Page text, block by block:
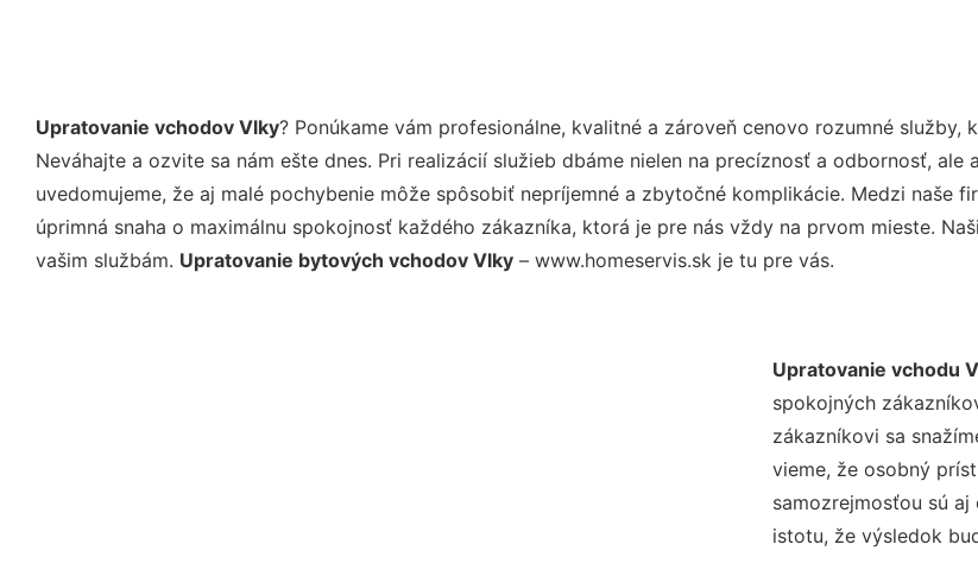
Upratovanie vchodov Vlky? Ponúkame vám profesionálne, kvalitné a zároveň cenovo rozumné
Neváhajte a ozvite sa nám ešte dnes. Pri realizácií služieb dbáme nielen na precíznosť a odbornosť,
uvedomujeme, že aj malé pochybenie môže spôsobiť nepríjemné a zbytočné komplikácie. Medzi
úprimná snaha o maximálnu spokojnosť každého zákazníka, ktorá je pre nás vždy na prvom mieste.
vašim službám. Upratovanie bytových vchodov Vlky – www.homeservis.sk je tu pre vás.
Upratovanie vchodu
spokojných
zákazníkovi sa
vieme, že osobný
samozrejmosťou sú
istotu, že výsledok